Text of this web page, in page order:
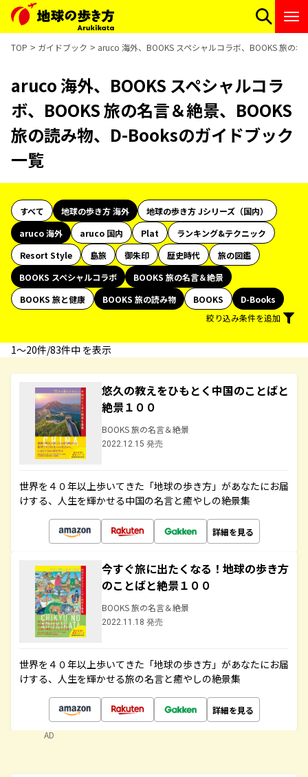
TOP ガイドブック aruco 海外、BOOKS スペシャルコラボ、BOOKS 旅の
aruco 海外、BOOKS スペシャルコラ
ボ、BOOKS 旅の名言＆絶景、BOOKS
旅の読み物、D-Booksのガイドブック
一覧
すべて 地球の歩き方 海外
地球の歩き方 Jシリーズ（国内）
aruco 海外
aruco 国内 Plat
ランキング&テクニック
Resort Style
島旅 御朱印 歴史時代
旅の図鑑
BOOKS スペシャルコラボ
BOOKS 旅の名言＆絶景
BOOKS 旅と健康
BOOKS 旅の読み物 BOOKS
D-Books
絞り込み条件を追加
1〜20件/83件中 を表示
悠久の教えをひもとく中国のことばと
絶景１００
BOOKS 旅の名言＆絶景
2022.12.15 発売
世界を４０年以上歩いてきた「地球の歩き方」があなたにお届
けする、人生を輝かせる中国の名言と癒やしの絶景集
詳細を見る
今すぐ旅に出たくなる！地球の歩き方
のことばと絶景１００
BOOKS 旅の名言＆絶景
2022.11.18 発売
世界を４０年以上歩いてきた「地球の歩き方」があなたにお届
けする、人生を輝かせる旅の名言と癒やしの絶景集
詳細を見る
AD